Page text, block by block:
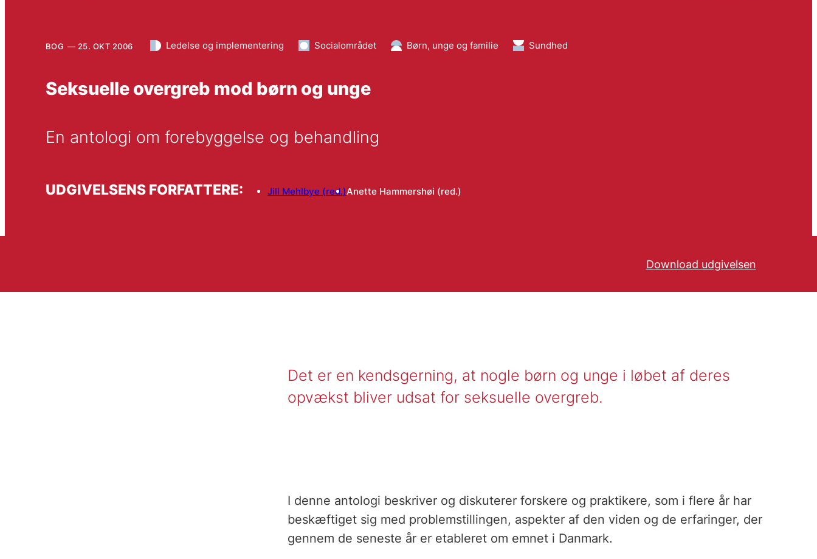
BOG 25. OKT 2006 Ledelse og implementering Socialområdet Børn, unge og familie Sundhed
Seksuelle overgreb mod børn og unge
En antologi om forebyggelse og behandling
UDGIVELSENS FORFATTERE: Jill Mehlbye (red.)Anette Hammershøi (red.)
Download udgivelsen
Det er en kendsgerning, at nogle børn og unge i løbet af deres
opvækst bliver udsat for seksuelle overgreb.
I denne antologi beskriver og diskuterer forskere og praktikere, som i flere år har
beskæftiget sig med problemstillingen, aspekter af den viden og de erfaringer, der
gennem de seneste år er etableret om emnet i Danmark.